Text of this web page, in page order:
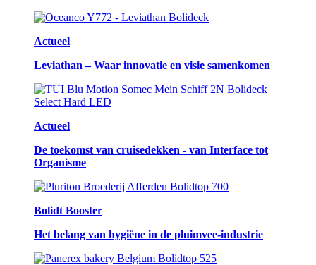
Actueel
Leviathan – Waar innovatie en visie samenkomen
Actueel
De toekomst van cruisedekken - van Interface tot
Organisme
Bolidt Booster
Het belang van hygiëne in de pluimvee-industrie